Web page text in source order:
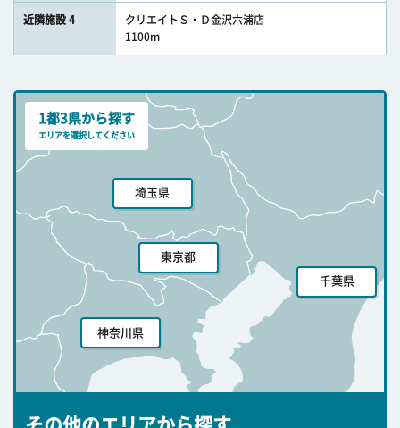
近隣施設 4
クリエイトＳ・Ｄ金沢六浦店
1100m
1都3県から探す
エリアを選択してください
埼玉県
東京都
千葉県
神奈川県